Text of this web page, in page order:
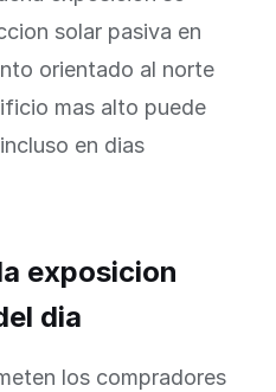
solar pasiva en
orientado al norte
mas alto puede
en dias
exposicion
dia
los compradores